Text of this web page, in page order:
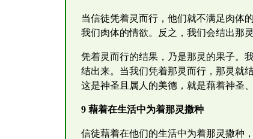
当信徒凭着灵而行，他们就不满足肉体
我们肉体的情欲。反之，我们会结出那
凭着灵而行的结果，乃是那灵的果子。
结出来。当我们凭着那灵而行，那灵就
这是神圣且属人的美德，就是藉着神圣
9 藉着在生活中为着那灵撒种
信徒藉着在他们的生活中为着那灵撒种